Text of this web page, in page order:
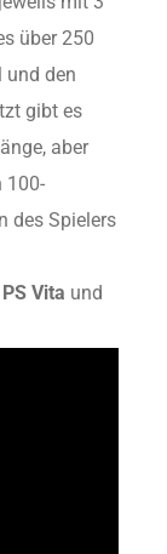
über 250
und den
gibt es
aber
100-
des Spielers
Vita und